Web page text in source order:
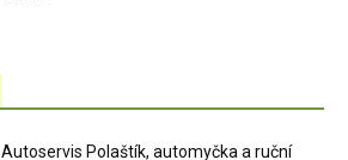
Autoservis Polaštík, automyčka a ruční